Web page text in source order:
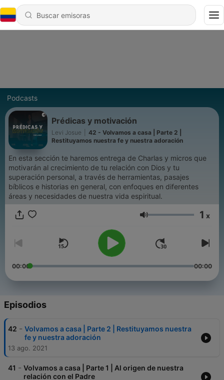
Podcasts
Prédicas y motivación
Levi Josue
42 - Volvamos a casa | Parte 2 |
Restituyamos nuestra fe y nuestra adoración
En esta sección te haremos entrega de Charlas y micros que
motivarán al crecimiento de tu relación con Dios y tu
superación personal, a través de herramientas, pasajes
bíblicos e historias en general, con enfoques en diferentes
áreas y necesidades de nuestra vida espiritual.
Volumen 1 x
00:00 00:00
Episodios
42 - Volvamos a casa | Parte 2 | Restituyamos nuestra
fe y nuestra adoración
13 ago. 2021
41 - Volvamos a casa | Parte 1 | Al origen de nuestra
relación con el Padre